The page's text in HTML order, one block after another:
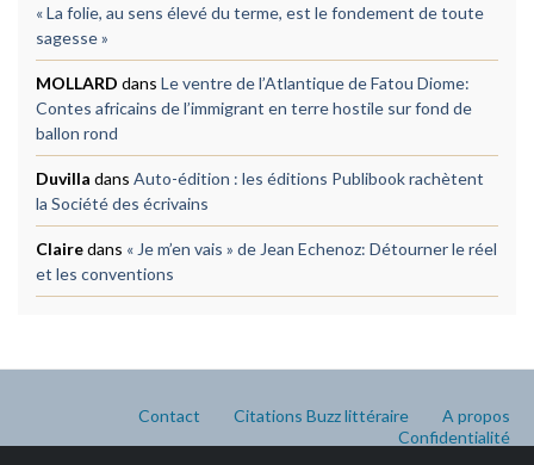
« La folie, au sens élevé du terme, est le fondement de toute
sagesse »
MOLLARD dans Le ventre de l’Atlantique de Fatou Diome:
Contes africains de l’immigrant en terre hostile sur fond de
ballon rond
Duvilla dans Auto-édition : les éditions Publibook rachètent
la Société des écrivains
Clairedans « Je m’en vais » de Jean Echenoz: Détourner le réel
et les conventions
Contact Citations Buzz littéraire
A propos
Confidentialité